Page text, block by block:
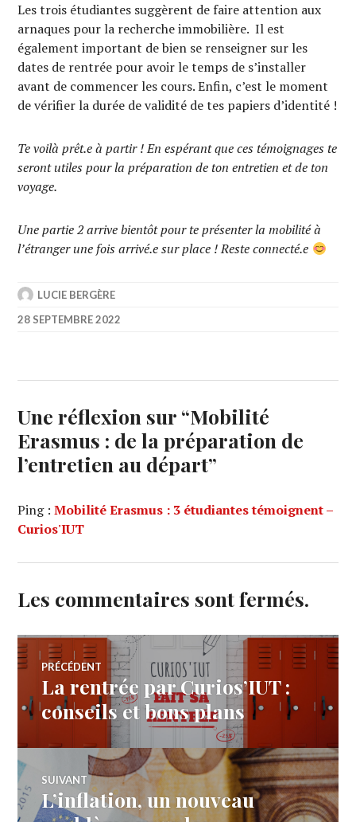
Les trois étudiantes suggèrent de faire attention aux
arnaques pour la recherche immobilière. Il est
également important de bien se renseigner sur les
dates de rentrée pour avoir le temps de s’installer
avant de commencer les cours. Enfin, c’est le moment
de vérifier la durée de validité de tes papiers d’identité !
Te voilà prêt.e à partir ! En espérant que ces témoignages te
seront utiles pour la préparation de ton entretien et de ton
voyage.
Une partie 2 arrive bientôt pour te présenter la mobilité à
l’étranger une fois arrivé.e sur place ! Reste connecté.e
LUCIE BERGÈRE
28 SEPTEMBRE 2022
Une réflexion sur “Mobilité
Erasmus : de la préparation de
l’entretien au départ”
Ping :Mobilité Erasmus : 3 étudiantes témoignent –
Curios'IUT
Les commentaires sont fermés.
Navigation
de
l’article
PRÉCÉDENT
Article
précédent :
La rentrée par Curios’IUT :
conseils et bons plans
SUIVANT
Article
Suivant:
L’inflation, un nouveau